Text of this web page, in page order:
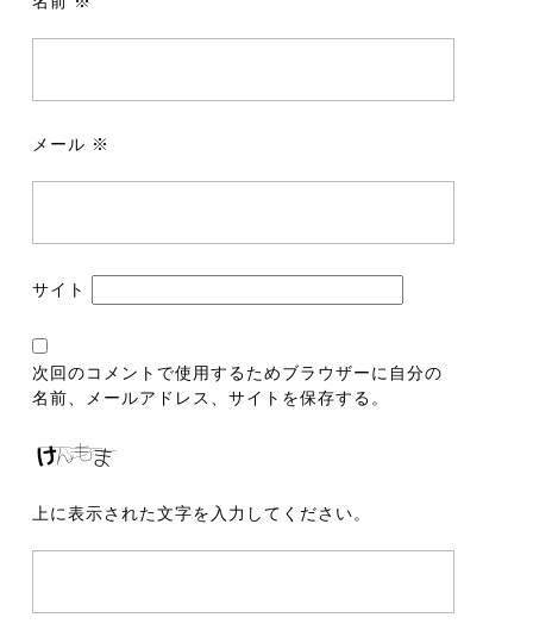
メール ※
サイト
次回のコメントで使用するためブラウザーに自分の
名前、メールアドレス、サイトを保存する。
上に表示された文字を入力してください。